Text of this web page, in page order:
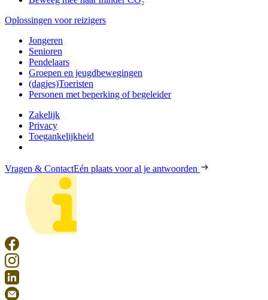
Oplossingen voor reizigers
Jongeren
Senioren
Pendelaars
Groepen en jeugdbewegingen
(dagjes)Toeristen
Personen met beperking of begeleider
Zakelijk
Privacy
Toegankelijkheid
Vragen & ContactEén plaats voor al je antwoorden